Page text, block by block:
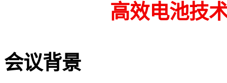
高效电池技
会议背景